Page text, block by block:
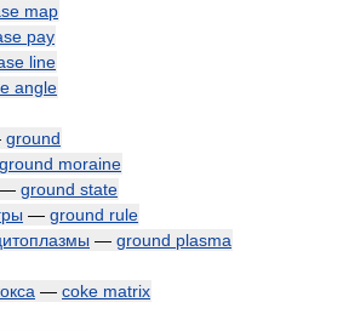
map
pay
line
angle
ground
ground moraine
— ground state
— ground rule
— ground plasma
— coke matrix